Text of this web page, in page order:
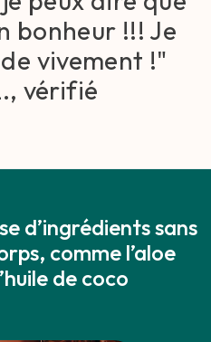
bonheur !!! Je
vivement !"
vérifié
d’ingrédients sans
comme l’aloe
de coco